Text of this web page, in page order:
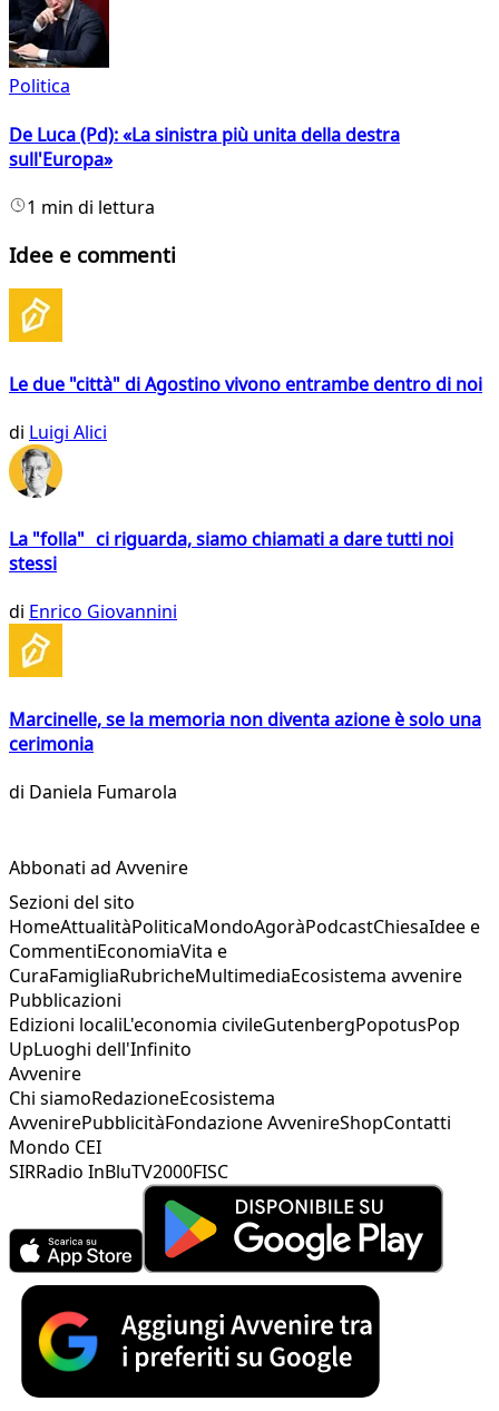
Politica
De Luca (Pd): «La sinistra più unita della destra
sull'Europa»
1 min di lettura
Idee e commenti
Le due "città" di Agostino vivono entrambe dentro di noi
di Luigi Alici
La "folla" ci riguarda, siamo chiamati a dare tutti noi
stessi
di Enrico Giovannini
Marcinelle, se la memoria non diventa azione è solo una
cerimonia
di Daniela Fumarola
Abbonati ad Avvenire
Sezioni del sito
HomeAttualitàPoliticaMondoAgoràPodcastChiesaIdee e
CommentiEconomiaVita e
CuraFamigliaRubricheMultimediaEcosistema avvenire
Pubblicazioni
Edizioni localiL'economia civileGutenbergPopotusPop
UpLuoghi dell'Infinito
Avvenire
Chi siamoRedazioneEcosistema
AvvenirePubblicitàFondazione AvvenireShopContatti
Mondo CEI
SIRRadio InBluTV2000FISC